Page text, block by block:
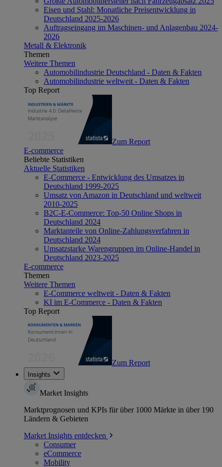
Eisen und Stahl: Monatliche Preisentwicklung in
Deutschland 2025-2026
Auftragseingang im Maschinen- und Anlagenbau 2024-
2026
Metall & Elektronik
Themen
Weitere Themen
Automobilindustrie Deutschland - Daten & Fakten
Automobilindustrie weltweit - Daten & Fakten
Top Report
Zum Report
E-commerce
Beliebte Statistiken
Aktuelle Statistiken
E-Commerce - Entwicklung des Umsatzes in
Deutschland 1999-2025
Umsatz von Amazon in Deutschland und weltweit
2010-2025
B2C-E-Commerce: Top-50 Online Shops in
Deutschland 2024
Marktanteile von Online-Zahlungsverfahren in
Deutschland 2024
Umsatzstarke Warengruppen im Online-Handel in
Deutschland 2023-2025
E-commerce
Themen
Weitere Themen
E-Commerce weltweit - Daten & Fakten
KI im E-Commerce - Daten & Fakten
Top Report
Zum Report
Insights
Market Insights
Marktprognosen und KPIs für über 1000 Märkte in über 190
Ländern & Gebieten
Market Insights entdecken
Consumer
eCommerce
Mobility